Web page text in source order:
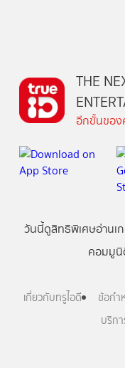
THE
อีกขั้นของ
วันนี้ดูสิทธิพิเศษอ่านเ
คอมมู
เกี่ยวกับทรูไอดี ข้อกำ
บริก